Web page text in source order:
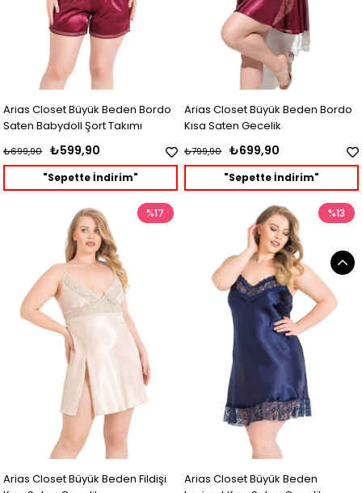
Arias Closet Büyük Beden Bordo
Saten Babydoll Şort Takımı
₺599,90
₺699,90
"Sepette İndirim"
Arias Closet Büyük Beden Bordo
Kısa Saten Gecelik
₺699,90
₺799,90
"Sepette İndirim"
Arias Closet Büyük Beden Fildişi
%17
Arias Closet Büyük Beden
%13